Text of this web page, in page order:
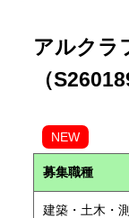
アルクラ
（
NEW
募集職種
建築・土木・